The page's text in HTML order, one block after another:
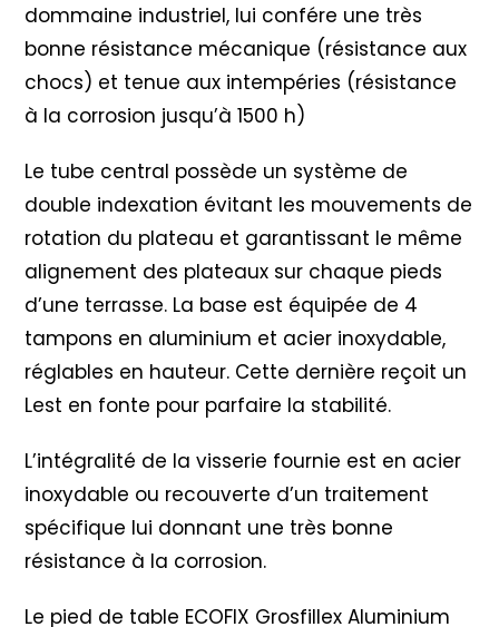
dommaine industriel, lui confére une très
bonne résistance mécanique (résistance aux
chocs) et tenue aux intempéries (résistance
à la corrosion jusqu’à 1500 h)
Le tube central possède un système de
double indexation évitant les mouvements de
rotation du plateau et garantissant le même
alignement des plateaux sur chaque pieds
d’une terrasse. La base est équipée de 4
tampons en aluminium et acier inoxydable,
réglables en hauteur. Cette dernière reçoit un
Lest en fonte pour parfaire la stabilité.
L’intégralité de la visserie fournie est en acier
inoxydable ou recouverte d’un traitement
spécifique lui donnant une très bonne
résistance à la corrosion.
Le pied de table ECOFIX Grosfillex Aluminium